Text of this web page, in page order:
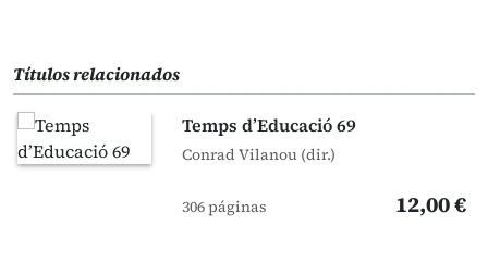
Títulos relacionados
Temps d’Educació 69
Conrad Vilanou (dir.)
306 páginas 12,00 €